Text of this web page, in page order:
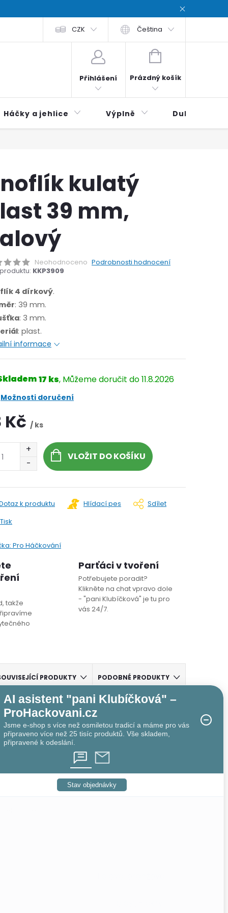
podmínky Zásady ochrana osobních údajů / Privacy
CZK Čeština
Přihlášení
NÁKUPNÍ
Prázdný košík
Háčky a jehlice Výplně Duhová
kulatý
39 mm,
Neohodnoceno Podrobnosti hodnocení
KKP3909
4 dírkový.
: 39 mm.
: 3 mm.
: plast.
informace
17 ks 11.8.2026
Možnosti doručení
Kč / ks
VLOŽIT DO KOŠÍKU
Tisk
k produktu Hlídací pes Sdílet
Pro Háčkování
takže
Parťáci v tvoření
Potřebujete poradit?
Klikněte na chat vpravo dole
- "pani Klubíčková" je tu pro
vás 24/7.
PRODUKTY PODOBNÉ PRODUKTY
AI asistent "pani Klubíčková" –
ProHackovani.cz
Jsme e-shop s více než osmiletou tradicí a máme pro vás
připraveno více než 25 tisíc produktů. Vše skladem,
připravené k odeslání.
Stav objednávky